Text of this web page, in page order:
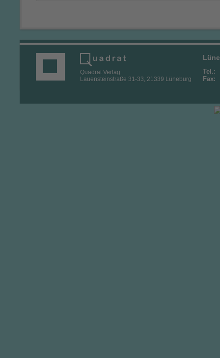
Quadrat Verlag
Lauensteinstraße 31-33, 21339 Lüneburg
Tel.:
Fax: